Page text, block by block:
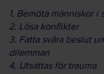
1. Bemöta människor i
2. Lösa konflikter
3. Fatta svåra beslut
dilemman
4. Utsättas för trauma